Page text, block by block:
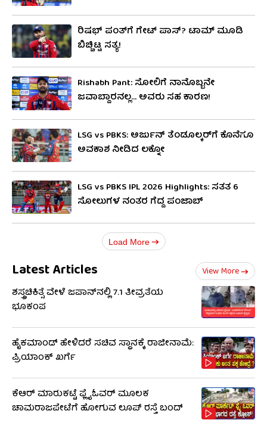
ರಿಷಭ್ ಪಂತ್​ಗೆ ಗೇಟ್ ಪಾಸ್​? ಟಾಮ್ ಮೂಡಿ
ಬಿಚ್ಚಿಟ್ಟ ಸತ್ಯ!
Rishabh Pant: ಸೋಲಿಗೆ ನಾನೊಬ್ಬನೇ
ಜವಾಬ್ದಾರನಲ್ಲ… ಅವರು ಸಹ ಕಾರಣ!
LSG vs PBKS: ಅರ್ಜುನ್ ತೆಂಡೂಲ್ಕರ್​ಗೆ ಕೊನೆಗೂ
ಅವಕಾಶ ನೀಡಿದ ಲಕ್ನೋ
LSG vs PBKS IPL 2026 Highlights: ಸತತ 6
ಸೋಲುಗಳ ನಂತರ ಗೆದ್ದ ಪಂಜಾಬ್
Load More
Latest Articles View More
ಶಸ್ತ್ರಚಿಕಿತ್ಸೆ ವೇಳೆ ಜಪಾನ್​​ನಲ್ಲಿ 7.1 ತೀವ್ರತೆಯ
ಭೂಕಂಪ
ಹೈಕಮಾಂಡ್​​ ಹೇಳಿದರೆ ಸಚಿವ ಸ್ಥಾನಕ್ಕೆ ರಾಜೀನಾಮೆ:
ಪ್ರಿಯಾಂಕ್​​ ಖರ್ಗೆ
ಕೆಆರ್ ಮಾರುಕಟ್ಟೆ ಫ್ಲೈಓವರ್ ಮೂಲಕ
ಚಾಮರಾಜಪೇಟೆಗೆ ಹೋಗುವ ಲೂಪ್ ರಸ್ತೆ ಬಂದ್